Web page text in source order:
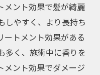
メント効果で髪が綺麗
しやすく、より長持ち
ートメント効果がある
多く、施術中に香りを
メント効果でダメージ